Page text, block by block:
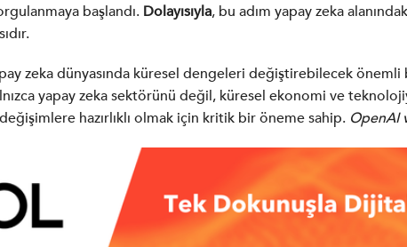
başlandı. Dolayısıyla, bu adım yapay zeka
zeka dünyasında küresel dengeleri değiştirebilecek
yapay zeka sektörünü değil, küresel ekonomi ve
hazırlıklı olmak için kritik bir öneme sahip. OpenAI